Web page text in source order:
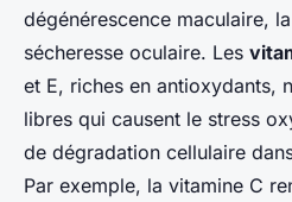
dégénérescence maculaire,
sécheresse oculaire. Les
et E, riches en antioxydants,
libres qui causent le stress
de dégradation cellulaire
Par exemple, la vitamine C